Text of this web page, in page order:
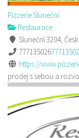
Pizzerie Sluneční
Restaurace
Sluneční 3204,
777135026
https://
prodej s sebou a